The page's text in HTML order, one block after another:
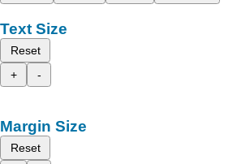
Text Size
Reset
+
-
Margin Size
Reset